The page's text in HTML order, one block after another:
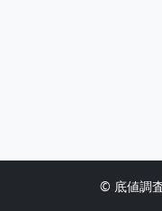
© 底値調